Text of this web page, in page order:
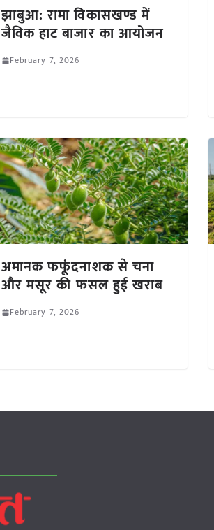
झाबुआ: रामा विकासखण्ड में
जैविक हाट बाजार का आयोजन
February 7, 2026
अमानक फफूंदनाशक से चना
और मसूर की फसल हुई खराब
February 7, 2026